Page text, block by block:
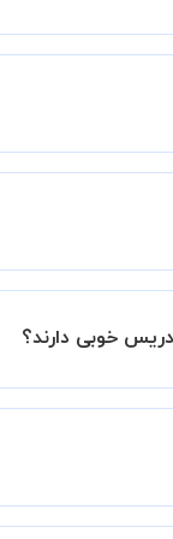
در
خوبی دارند؟
اختلاف هزینه
و به سطح مطلوب